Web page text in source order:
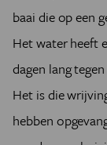
baai die op een
Het water heeft
dagen lang
Het is die
hebben